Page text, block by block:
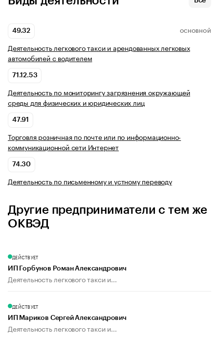
49.32 ОСНОВНОЙ
Деятельность легкового такси и арендованных легковых
автомобилей с водителем
71.12.53
Деятельность по мониторингу загрязнения окружающей
среды для физических и юридических лиц
47.91
Торговля розничная по почте или по информационно-
коммуникационной сети Интернет
74.30
Деятельность по письменному и устному переводу
Другие предприниматели с тем же
ОКВЭД
ДЕЙСТВУЕТ
ИП Горбунов Роман Александрович
Деятельность легкового такси и...
ДЕЙСТВУЕТ
ИП Мариков Сергей Александрович
Деятельность легкового такси и...